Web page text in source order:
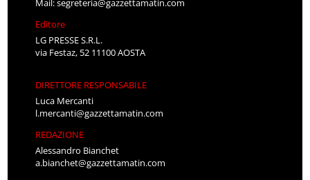
Mail:segreteria@gazzettamatin.com
Editore
LG PRESSE S.R.L.
via Festaz, 52 11100 AOSTA
DIRETTORE RESPONSABILE
Luca Mercanti
l.mercanti@gazzettamatin.com
REDAZIONE
Alessandro Bianchet
a.bianchet@gazzettamatin.com